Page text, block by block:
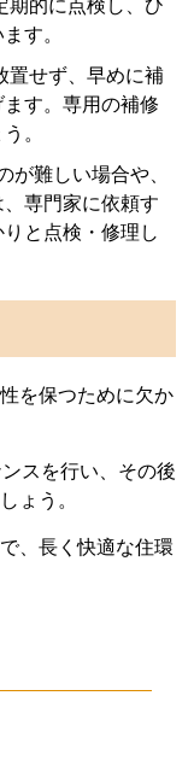
期的に点検し、ひ
す。
置せず、早めに補
す。専用の補修
。
が難しい場合や、
専門家に依頼す
と点検・修理し
を保つために欠か
スを行い、その後
ょう。
、長く快適な住環